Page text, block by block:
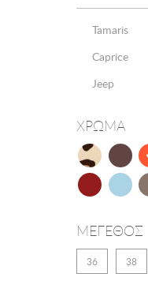
Tamaris
Caprice
Jeep
ΧΡΩΜΑ
ΜΕΓΕΘΟΣ
36 38